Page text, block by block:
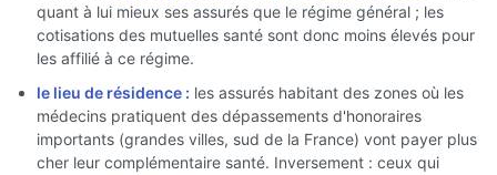
quant à lui mieux ses assurés que le régime général ; les
cotisations des mutuelles santé sont donc moins élevés pour
les affilié à ce régime.
le lieu de résidence : les assurés habitant des zones où les
médecins pratiquent des dépassements d'honoraires
importants (grandes villes, sud de la France) vont payer plus
cher leur complémentaire santé. Inversement : ceux qui